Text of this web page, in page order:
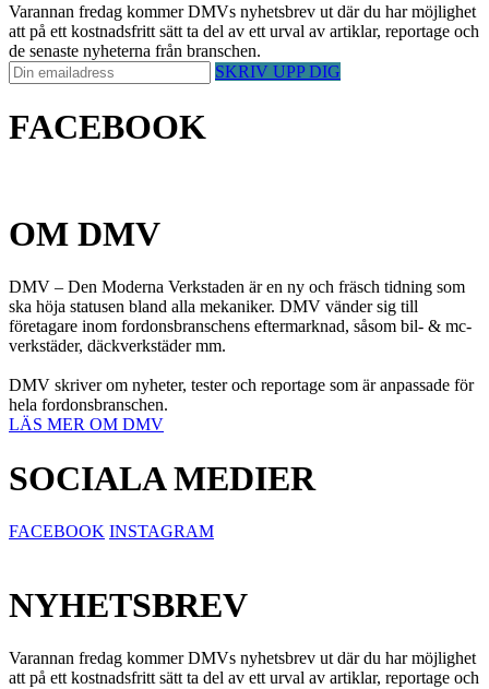
Varannan fredag kommer DMVs nyhetsbrev ut där du har möjlighet
att på ett kostnadsfritt sätt ta del av ett urval av artiklar, reportage och
de senaste nyheterna från branschen.
SKRIV UPP DIG
FACEBOOK
OM DMV
DMV – Den Moderna Verkstaden är en ny och fräsch tidning som
ska höja statusen bland alla mekaniker. DMV vänder sig till
företagare inom fordonsbranschens eftermarknad, såsom bil- & mc-
verkstäder, däckverkstäder mm.
DMV skriver om nyheter, tester och reportage som är anpassade för
hela fordonsbranschen.
LÄS MER OM DMV
SOCIALA MEDIER
FACEBOOK INSTAGRAM
NYHETSBREV
Varannan fredag kommer DMVs nyhetsbrev ut där du har möjlighet
att på ett kostnadsfritt sätt ta del av ett urval av artiklar, reportage och